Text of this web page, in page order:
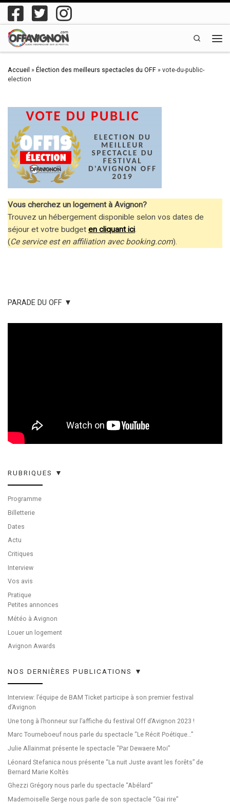
Passer au contenu
Search
Accueil » Élection des meilleurs spectacles du OFF » vote-du-public-
election
Vous cherchez un logement à Avignon?
Trouvez un hébergement disponible selon vos dates de
séjour et votre budget en cliquant ici.
(Ce service est en affiliation avec booking.com).
PARADE DU OFF ▼
RUBRIQUES ▼
Programme
Billetterie
Dates
Actu
Critiques
Interview
Vos avis
Pratique
Petites annonces
Météo à Avignon
Louer un logement
Avignon Awards
NOS DERNIÈRES PUBLICATIONS ▼
Interview: l’équipe de BAM Ticket participe à son premier festival
d’Avignon
Une tong à l’honneur sur l’affiche du festival Off d’Avignon 2023 !
Marc Tourneboeuf nous parle du spectacle “Le Récit Poétique…”
Julie Allainmat présente le spectacle “Par Dewaere Moi”
Léonard Stefanica nous présente “La nuit Juste avant les forêts” de
Bernard Marie Koltès
Ghezzi Grégory nous parle du spectacle “Abélard”
Mademoiselle Serge nous parle de son spectacle “Gai rire”